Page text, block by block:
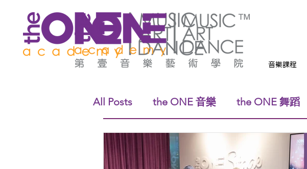
音樂課程
All Posts the ONE 音樂 the ONE 舞蹈